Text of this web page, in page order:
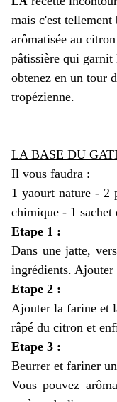
mais c'est
arômatisée au
pâtissière qui garnit
obtenez en un tour
tropézienne.
LA BASE DU
Il vous faudra :
1 yaourt nature - 2
chimique - 1
Etape 1 :
Dans une jatte,
ingrédients. Ajouter
Etape 2 :
Ajouter la farine et
râpé du citron et
Etape 3 :
Beurrer et fariner
Vous pouvez